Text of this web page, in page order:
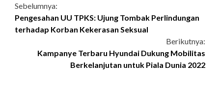
Continue
Reading
Sebelumnya:
Pengesahan UU TPKS: Ujung Tombak Perlindungan
terhadap Korban Kekerasan Seksual
Berikutnya:
Kampanye Terbaru Hyundai Dukung Mobilitas
Berkelanjutan untuk Piala Dunia 2022